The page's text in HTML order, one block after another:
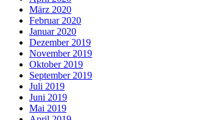
März 2020
Februar 2020
Januar 2020
Dezember 2019
November 2019
Oktober 2019
September 2019
Juli 2019
Juni 2019
Mai 2019